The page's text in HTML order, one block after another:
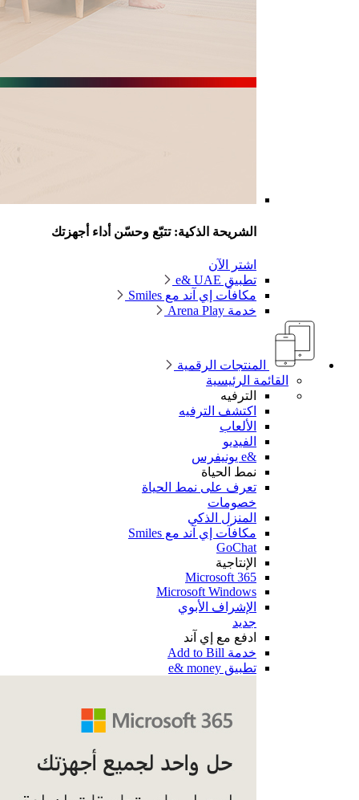
الشريحة الذكية: تتبّع وحسّن أداء أجهزتك
مكافآت إي آند مع Smiles
المنتجات الرقمية
القائمة الرئيسية
الترفيه
اكتشف الترفيه
الألعاب
نمط الحياة
تعرف على نمط الحياة
المنزل الذكي
مكافآت إي آند مع Smiles
GoChat
الإنتاجية
Microsoft 365
Microsoft Windows
الإشراف الأبوي
ادفع مع إي آند